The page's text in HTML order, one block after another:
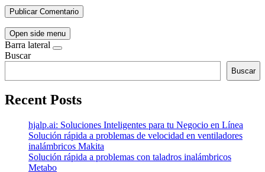
Open side menu
Barra lateral
Buscar
Buscar
Recent Posts
hjalp.ai: Soluciones Inteligentes para tu Negocio en Línea
Solución rápida a problemas de velocidad en ventiladores
inalámbricos Makita
Solución rápida a problemas con taladros inalámbricos
Metabo